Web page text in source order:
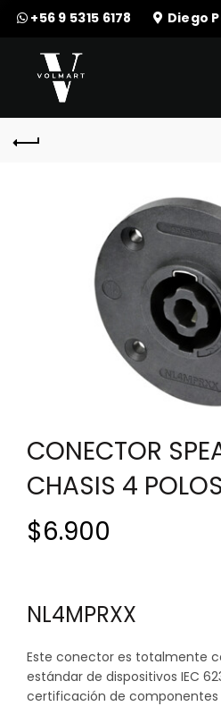
+56 9 5315 6178 Diego
CONECTOR
CHASIS 4
$6.900
NL4MPRXX
Este conector es totalmente
estándar de dispositivos IEC
certificación de componentes